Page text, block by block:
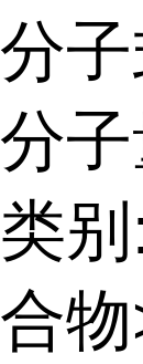
分
分
类
合